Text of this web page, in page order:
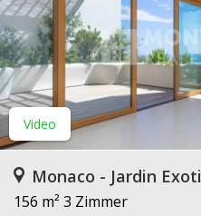
Video
Monaco - Jardin
156 m² 3 Zimmer